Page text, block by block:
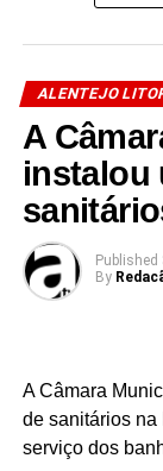
Link no
ALENTEJO
A
instalou
Published
By
A Câmara
de sanitários na
serviço dos